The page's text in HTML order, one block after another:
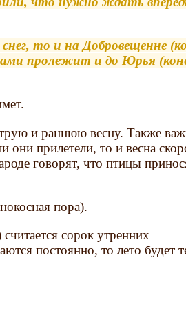
то и на Добровещенне
пролежит и до Юрья
и раннюю весну. Также
они прилетели, то и весна
говорят, что птицы
пора).
сорок утренних
постоянно, то лето будет